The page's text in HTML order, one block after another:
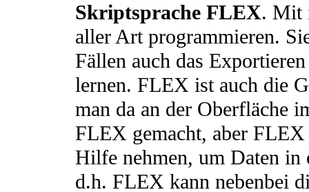
Skriptsprache FLEX. Mit
aller Art programmieren.
Fällen auch das
lernen. FLEX ist auch die
man da an der Oberfläche
FLEX gemacht, aber FLEX
Hilfe nehmen, um Daten in
d.h. FLEX kann nebenbei